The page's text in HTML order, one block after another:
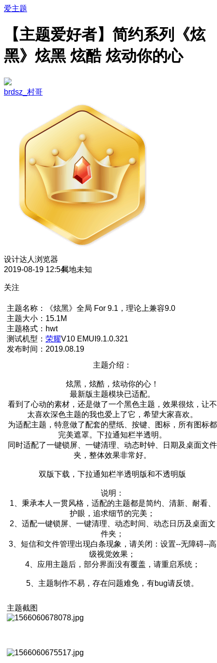
爱主题
【主题爱好者】简约系列《炫
黑》炫黑 炫酷 炫动你的心
brdsz_村哥
设计达人 浏览器
2019-08-19 12:54属地未知
关注
主题名称：《炫黑》全局 For 9.1，理论上兼容9.0
主题大小：15.1M
主题格式：hwt
测试机型： 荣耀V10 EMUI9.1.0.321
发布时间：2019.08.19
主题介绍：
炫黑，炫酷，炫动你的心！
最新版主题模块已适配。
看到了心动的素材，还是做了一个黑色主题，效果很炫，让不
太喜欢深色主题的我也爱上了它，希望大家喜欢。
为适配主题，特意做了配套的壁纸、按键、图标，所有图标都
完美遮罩。下拉通知栏半透明。
同时适配了一键锁屏、一键清理、动态时钟、日期及桌面文件
夹，整体效果非常好。
双版下载，下拉通知栏半透明版和不透明版
说明：
1、秉承本人一贯风格，适配的主题都是简约、清新、耐看、
护眼，追求细节的完美；
2、适配一键锁屏、一键清理、动态时间、动态日历及桌面文
件夹；
3、短信和文件管理出现白条现象，请关闭：设置--无障碍--高
级视觉效果；
4、应用主题后，部分界面没有覆盖，请重启系统；
5、主题制作不易，存在问题难免，有bug请反馈。
主题截图